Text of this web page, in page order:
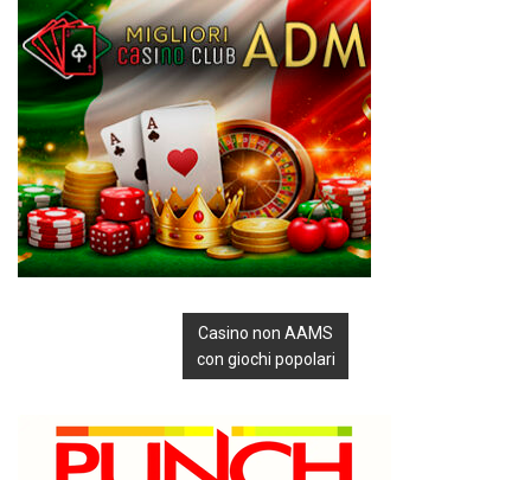
Casino non AAMS
con giochi popolari